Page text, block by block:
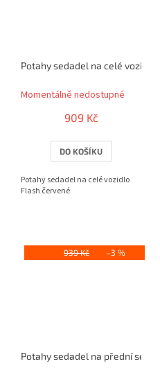
Potahy sedadel na celé vozidlo
Momentálně nedostupné
909 Kč
DO KOŠÍKU
Potahy sedadel na celé vozidlo
Flash červené
939 Kč –3 %
Potahy sedadel na přední